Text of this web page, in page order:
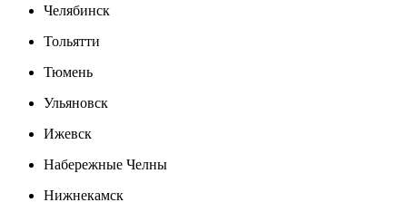
Челябинск
Тольятти
Тюмень
Ульяновск
Ижевск
Набережные Челны
Нижнекамск